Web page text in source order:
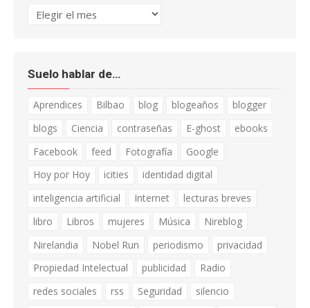
Archivo
Suelo hablar de…
Aprendices Bilbao blog blogeaños
blogger
blogs
Ciencia contraseñas E-ghost
ebooks
Facebook
feed Fotografía
Google
Hoy por Hoy
icities
identidad digital
inteligencia artificial
Internet
lecturas breves
libro
Libros mujeres Música
Nireblog
Nirelandia
Nobel Run periodismo
privacidad
Propiedad Intelectual
publicidad
Radio
redes sociales
rss Seguridad
silencio